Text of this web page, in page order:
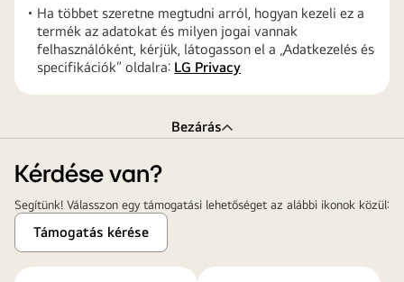
Ha többet szeretne megtudni arról, hogyan kezeli ez a
termék az adatokat és milyen jogai vannak
felhasználóként, kérjük, látogasson el a „Adatkezelés és
specifikációk” oldalra: LG Privacy
Bezárás
Kérdése van?
Segítünk! Válasszon egy támogatási lehetőséget az alábbi ikonok közül:
Támogatás kérése